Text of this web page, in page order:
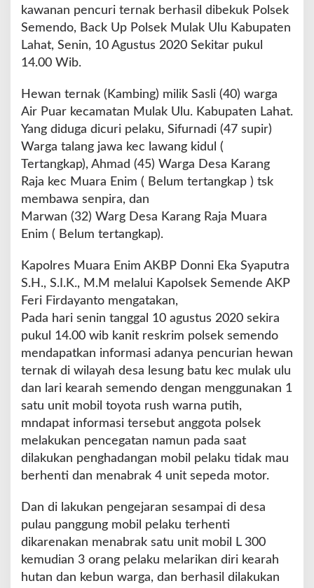
d
i
T
i
m
a
h
n
a
s
kawanan pencuri ternak berhasil dibekuk Polsek
Semendo, Back Up Polsek Mulak Ulu Kabupaten
Lahat, Senin, 10 Agustus 2020 Sekitar pukul
14.00 Wib.
Hewan ternak (Kambing) milik Sasli (40) warga
Air Puar kecamatan Mulak Ulu. Kabupaten Lahat.
Yang diduga dicuri pelaku, Sifurnadi (47 supir)
Warga talang jawa kec lawang kidul (
Tertangkap), Ahmad (45) Warga Desa Karang
Raja kec Muara Enim ( Belum tertangkap ) tsk
membawa senpira, dan
Marwan (32) Warg Desa Karang Raja Muara
Enim ( Belum tertangkap).
Kapolres Muara Enim AKBP Donni Eka Syaputra
S.H., S.I.K., M.M melalui Kapolsek Semende AKP
Feri Firdayanto mengatakan,
Pada hari senin tanggal 10 agustus 2020 sekira
pukul 14.00 wib kanit reskrim polsek semendo
mendapatkan informasi adanya pencurian hewan
ternak di wilayah desa lesung batu kec mulak ulu
dan lari kearah semendo dengan menggunakan 1
satu unit mobil toyota rush warna putih,
mndapat informasi tersebut anggota polsek
melakukan pencegatan namun pada saat
dilakukan penghadangan mobil pelaku tidak mau
berhenti dan menabrak 4 unit sepeda motor.
Dan di lakukan pengejaran sesampai di desa
pulau panggung mobil pelaku terhenti
dikarenakan menabrak satu unit mobil L 300
kemudian 3 orang pelaku melarikan diri kearah
hutan dan kebun warga, dan berhasil dilakukan